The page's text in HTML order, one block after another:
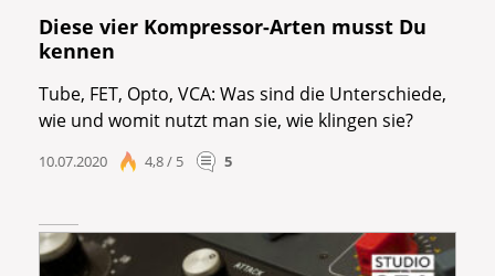
Diese vier Kompressor-Arten musst Du
kennen
Tube, FET, Opto, VCA: Was sind die Unterschiede,
wie und womit nutzt man sie, wie klingen sie?
10.07.2020 4,8 / 5 5